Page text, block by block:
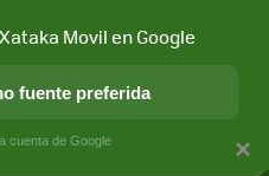
APLICACIONES
×
Movil en Google
fuente preferida
cuenta de Google